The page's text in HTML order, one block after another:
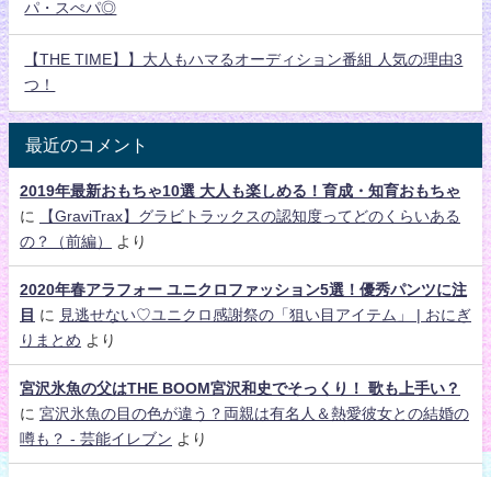
パ・スぺパ◎
【THE TIME】】大人もハマるオーディション番組 人気の理由3
つ！
最近のコメント
2019年最新おもちゃ10選 大人も楽しめる！育成・知育おもちゃ
に
【GraviTrax】グラビトラックスの認知度ってどのくらいある
の？（前編）
より
2020年春アラフォー ユニクロファッション5選！優秀パンツに注
目 に
見逃せない♡ユニクロ感謝祭の「狙い目アイテム」 | おにぎ
りまとめ より
宮沢氷魚の父はTHE BOOM宮沢和史でそっくり！ 歌も上手い？
に 宮沢氷魚の目の色が違う？両親は有名人＆熱愛彼女との結婚の
噂も？ - 芸能イレブン より